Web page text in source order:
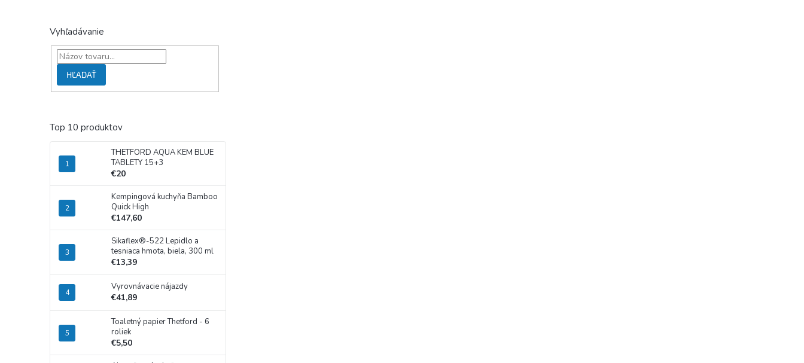
Vyhľadávanie
HĽADAŤ
Top 10 produktov
THETFORD AQUA KEM BLUE
TABLETY 15+3
€20
Kempingová kuchyňa Bamboo
Quick High
€147,60
Sikaflex®-522 Lepidlo a
tesniaca hmota, biela, 300 ml
€13,39
Vyrovnávacie nájazdy
€41,89
Toaletný papier Thetford - 6
roliek
€5,50